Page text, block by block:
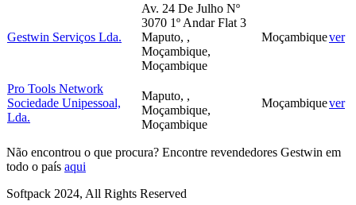
Gestwin Serviços Lda.
Av. 24 De Julho Nº
3070 1º Andar Flat 3
Maputo, ,
Moçambique,
Moçambique
Moçambiquever
Pro Tools Network
Sociedade Unipessoal,
Lda.
Maputo, ,
Moçambique,
Moçambique
Moçambiquever
Não encontrou o que procura? Encontre revendedores Gestwin em
todo o país aqui
Softpack 2024, All Rights Reserved